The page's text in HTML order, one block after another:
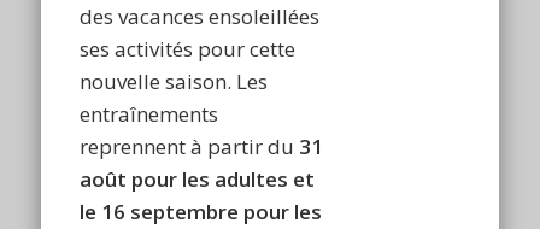
des vacances ensoleillées
ses activités pour cette
nouvelle saison. Les
entraînements
reprennent à partir du 31
août pour les adultes et
le 16 septembre pour les